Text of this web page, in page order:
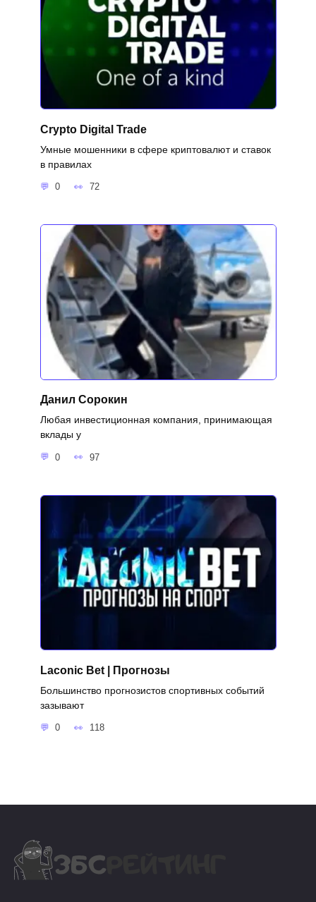
Crypto Digital Trade
Умные мошенники в сфере криптовалют и ставок
в правилах
0 72
Данил Сорокин
Любая инвестиционная компания, принимающая
вклады у
0 97
Laconic Bet | Прогнозы
Большинство прогнозистов спортивных событий
зазывают
0 118